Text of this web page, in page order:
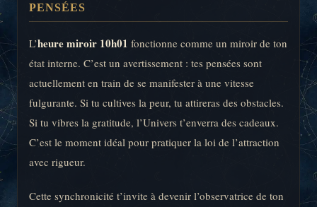
PENSÉES
L’heure miroir 10h01 fonctionne comme un miroir de ton
état interne. C’est un avertissement : tes pensées sont
actuellement en train de se manifester à une vitesse
fulgurante. Si tu cultives la peur, tu attireras des obstacles.
Si tu vibres la gratitude, l’Univers t’enverra des cadeaux.
C’est le moment idéal pour pratiquer la loi de l’attraction
avec rigueur.
Cette synchronicité t’invite à devenir l’observatrice de ton